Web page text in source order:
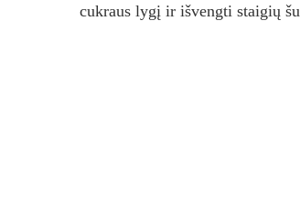
cukraus lygį ir išvengti staigių